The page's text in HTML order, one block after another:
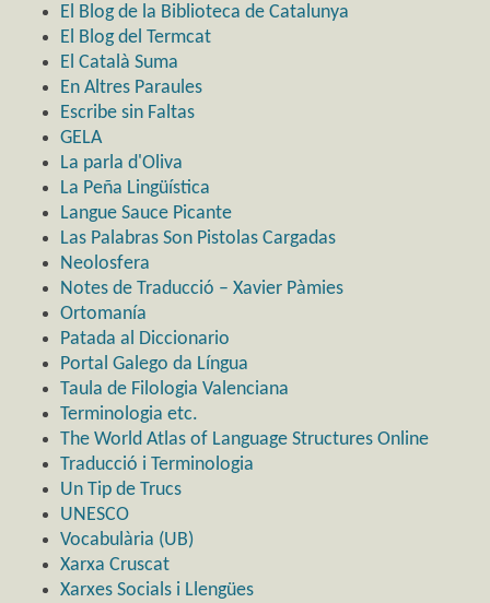
El Blog de la Biblioteca de Catalunya
El Blog del Termcat
El Català Suma
En Altres Paraules
Escribe sin Faltas
GELA
La parla d'Oliva
La Peña Lingüística
Langue Sauce Picante
Las Palabras Son Pistolas Cargadas
Neolosfera
Notes de Traducció – Xavier Pàmies
Ortomanía
Patada al Diccionario
Portal Galego da Língua
Taula de Filologia Valenciana
Terminologia etc.
The World Atlas of Language Structures Online
Traducció i Terminologia
Un Tip de Trucs
UNESCO
Vocabulària (UB)
Xarxa Cruscat
Xarxes Socials i Llengües